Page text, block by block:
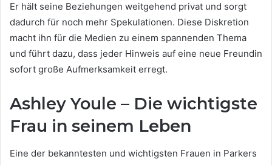
Er hält seine Beziehungen weitgehend privat und sorgt
dadurch für noch mehr Spekulationen. Diese Diskretion
macht ihn für die Medien zu einem spannenden Thema
und führt dazu, dass jeder Hinweis auf eine neue Freundin
sofort große Aufmerksamkeit erregt.
Ashley Youle – Die wichtigste
Frau in seinem Leben
Eine der bekanntesten und wichtigsten Frauen in Parkers